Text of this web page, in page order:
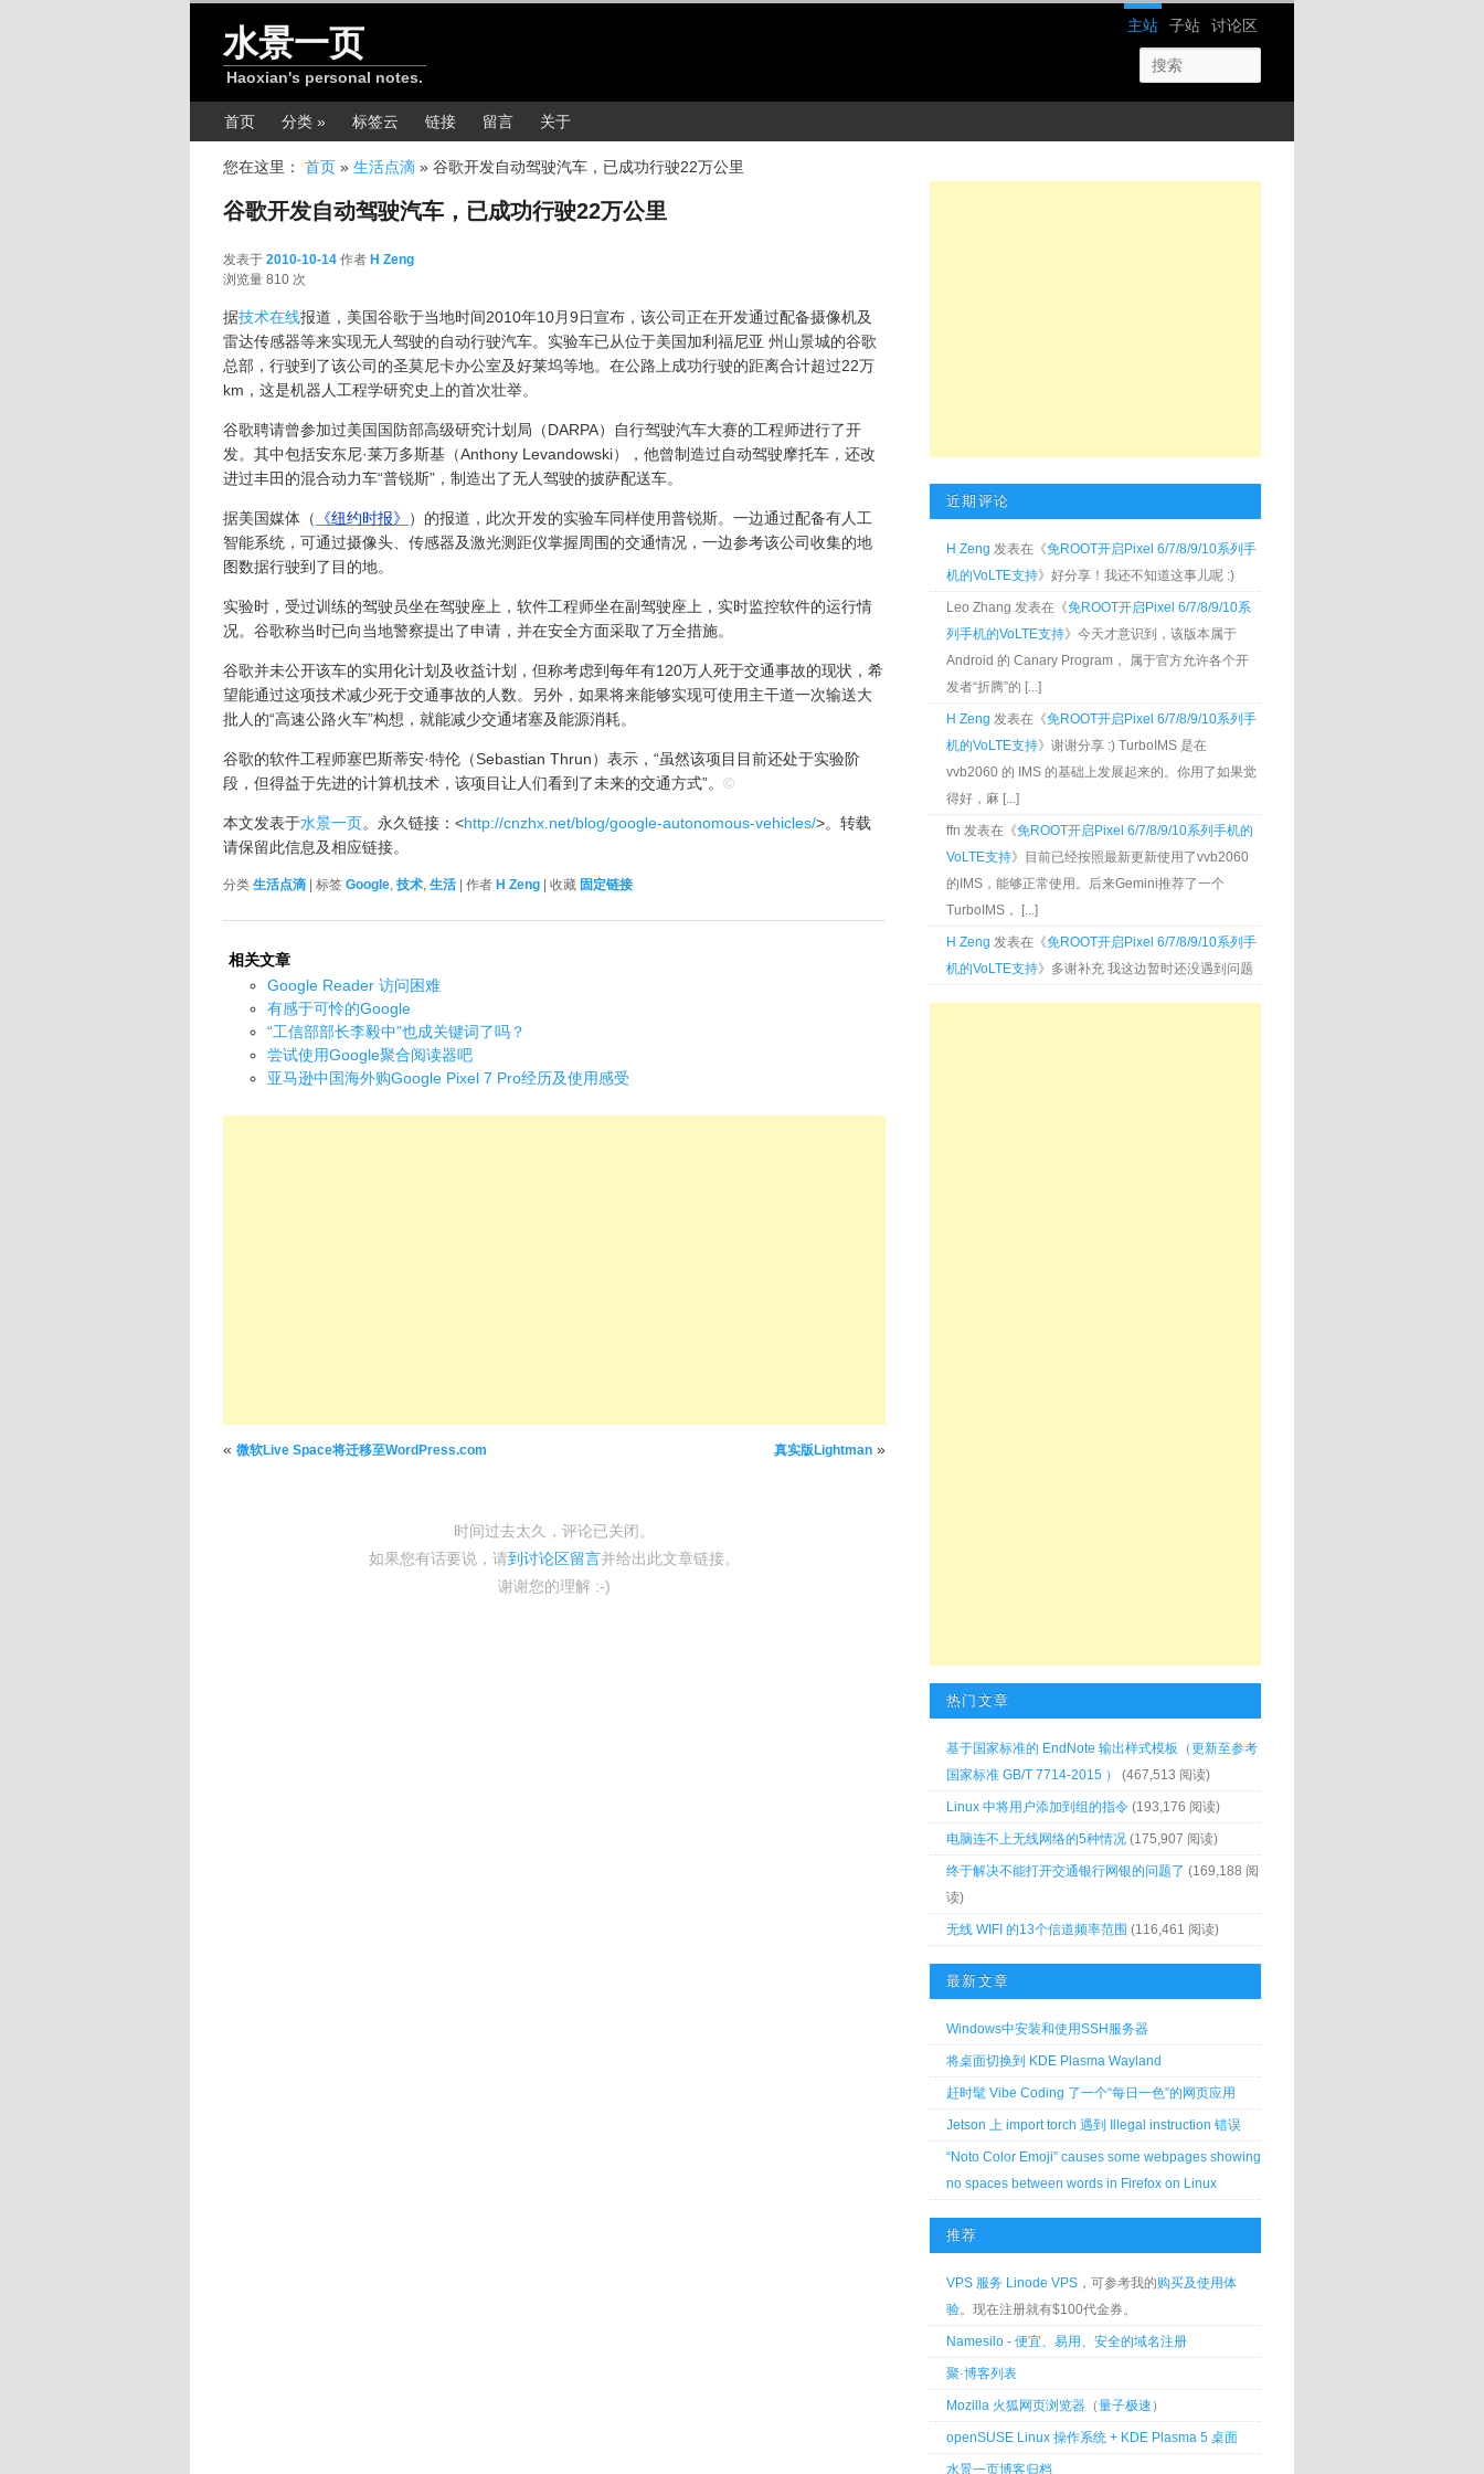
网站导航
主站 子站 讨论区
水景一页
Haoxian's personal notes.
主菜单首页 分类 » 标签云 链接 留言 关于
您在这里： 首页 » 生活点滴 » 谷歌开发自动驾驶汽车，已成功行驶22万公里
谷歌开发自动驾驶汽车，已成功行驶22万公里
发表于 2010-10-14 作者 H Zeng
浏览量 810 次
据技术在线报道，美国谷歌于当地时间2010年10月9日宣布，该公司正在开发通过配备摄像机及
雷达传感器等来实现无人驾驶的自动行驶汽车。实验车已从位于美国加利福尼亚 州山景城的谷歌
总部，行驶到了该公司的圣莫尼卡办公室及好莱坞等地。在公路上成功行驶的距离合计超过22万
km，这是机器人工程学研究史上的首次壮举。
谷歌聘请曾参加过美国国防部高级研究计划局（DARPA）自行驾驶汽车大赛的工程师进行了开
发。其中包括安东尼·莱万多斯基（Anthony Levandowski），他曾制造过自动驾驶摩托车，还改
进过丰田的混合动力车“普锐斯”，制造出了无人驾驶的披萨配送车。
据美国媒体（ 《纽约时报》
）的报道，此次开发的实验车同样使用普锐斯。一边通过配备有人工
智能系统，可通过摄像头、传感器及激光测距仪掌握周围的交通情况，一边参考该公司收集的地
图数据行驶到了目的地。
实验时，受过训练的驾驶员坐在驾驶座上，软件工程师坐在副驾驶座上，实时监控软件的运行情
况。谷歌称当时已向当地警察提出了申请，并在安全方面采取了万全措施。
谷歌并未公开该车的实用化计划及收益计划，但称考虑到每年有120万人死于交通事故的现状，希
望能通过这项技术减少死于交通事故的人数。另外，如果将来能够实现可使用主干道一次输送大
批人的“高速公路火车”构想，就能减少交通堵塞及能源消耗。
谷歌的软件工程师塞巴斯蒂安·特伦（Sebastian Thrun）表示，“虽然该项目目前还处于实验阶
段，但得益于先进的计算机技术，该项目让人们看到了未来的交通方式”。 ©
本文发表于水景一页。永久链接：<http://cnzhx.net/blog/google-autonomous-vehicles/>。转载
请保留此信息及相应链接。
分类 生活点滴 | 标签 Google, 技术, 生活 | 作者 H Zeng | 收藏 固定链接
相关文章
Google Reader 访问困难
有感于可怜的Google
“工信部部长李毅中”也成关键词了吗？
尝试使用Google聚合阅读器吧
亚马逊中国海外购Google Pixel 7 Pro经历及使用感受
文章导航
« 微软Live Space将迁移至WordPress.com 真实版Lightman »
时间过去太久，评论已关闭。
如果您有话要说，请到讨论区留言并给出此文章链接。
谢谢您的理解 :-)
近期评论
H Zeng 发表在《免ROOT开启Pixel 6/7/8/9/10系列手
机的VoLTE支持》好分享！我还不知道这事儿呢 :)
Leo Zhang 发表在《免ROOT开启Pixel 6/7/8/9/10系
列手机的VoLTE支持》今天才意识到，该版本属于
Android 的 Canary Program， 属于官方允许各个开
发者“折腾”的 [...]
H Zeng 发表在《免ROOT开启Pixel 6/7/8/9/10系列手
机的VoLTE支持》谢谢分享 :) TurboIMS 是在
vvb2060 的 IMS 的基础上发展起来的。你用了如果觉
得好，麻 [...]
ffn 发表在《免ROOT开启Pixel 6/7/8/9/10系列手机的
VoLTE支持》目前已经按照最新更新使用了vvb2060
的IMS，能够正常使用。后来Gemini推荐了一个
TurboIMS， [...]
H Zeng 发表在《免ROOT开启Pixel 6/7/8/9/10系列手
机的VoLTE支持》多谢补充 我这边暂时还没遇到问题
热门文章
基于国家标准的 EndNote 输出样式模板（更新至参考
国家标准 GB/T 7714-2015 ）
(467,513 阅读)
Linux 中将用户添加到组的指令 (193,176 阅读)
电脑连不上无线网络的5种情况 (175,907 阅读)
终于解决不能打开交通银行网银的问题了 (169,188 阅
读)
无线 WIFI 的13个信道频率范围 (116,461 阅读)
最新文章
Windows中安装和使用SSH服务器
将桌面切换到 KDE Plasma Wayland
赶时髦 Vibe Coding 了一个“每日一色”的网页应用
Jetson 上 import torch 遇到 Illegal instruction 错误
“Noto Color Emoji” causes some webpages showing
no spaces between words in Firefox on Linux
推荐
VPS 服务 Linode VPS ，可参考我的购买及使用体
验。现在注册就有$100代金券。
Namesilo - 便宜、易用、安全的域名注册
聚·博客列表
Mozilla 火狐网页浏览器 （量子极速 ）
openSUSE Linux 操作系统 + KDE Plasma 5 桌面
水景一页博客归档